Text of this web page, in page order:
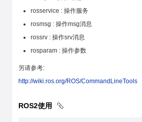
rosservice : 操作服务
rosmsg : 操作msg消息
rossrv : 操作srv消息
rosparam : 操作参数
另请参考:
http://wiki.ros.org/ROS/CommandLineTools
ROS2使用